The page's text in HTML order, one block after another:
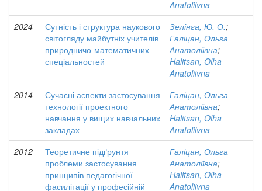
Anatoliivna
2024
Сутність і структура наукового
світогляду майбутніх учителів
природничо-математичних
спеціальностей
Зелінга, Ю. О.;
Галіцан, Ольга
Анатоліївна;
Halitsan, Olha
Anatoliivna
2014
Сучасні аспекти застосування
технології проектного
навчання у вищих навчальних
закладах
Галіцан, Ольга
Анатоліївна;
Halitsan, Olha
Anatoliivna
2012
Теоретичне підґрунтя
проблеми застосування
принципів педагогічної
фасилітації у професійній
Галіцан, Ольга
Анатоліївна;
Halitsan, Olha
Anatoliivna